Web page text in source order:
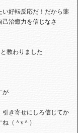
い好転反応だ！だから薬
治癒力を信じなさ
教わりました
が
き寄せにしろ信じてか
（＾ν＾）